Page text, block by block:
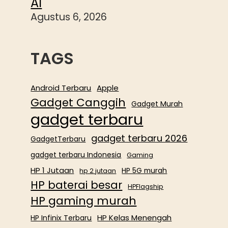
Agustus 6, 2026
TAGS
Android Terbaru Apple
Gadget Canggih Gadget Murah
gadget terbaru
GadgetTerbaru gadget terbaru 2026
gadget terbaru Indonesia Gaming
HP 1 Jutaan hp 2 jutaan HP 5G murah
HP baterai besar HPFlagship
HP gaming murah
HP Infinix Terbaru HP Kelas Menengah